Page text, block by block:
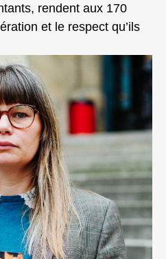
rendent aux 170
et le respect qu’ils